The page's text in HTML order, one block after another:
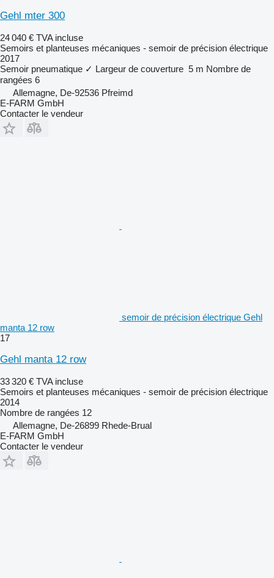
Gehl mter 300
24 040 € TVA incluse
Semoirs et planteuses mécaniques - semoir de précision électrique
2017
Semoir pneumatique ✓ Largeur de couverture 5 m Nombre de
rangées 6
Allemagne, De-92536 Pfreimd
E-FARM GmbH
Contacter le vendeur
semoir de précision électrique Gehl
manta 12 row
17
Gehl manta 12 row
33 320 € TVA incluse
Semoirs et planteuses mécaniques - semoir de précision électrique
2014
Nombre de rangées 12
Allemagne, De-26899 Rhede-Brual
E-FARM GmbH
Contacter le vendeur